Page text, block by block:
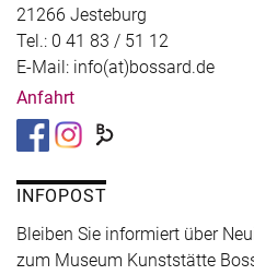
21266 Jesteburg
Tel.: 0 41 83 / 51 12
E-Mail: info(at)bossard.de
Anfahrt
INFOPOST
Bleiben Sie informiert über
zum Museum Kunststätte